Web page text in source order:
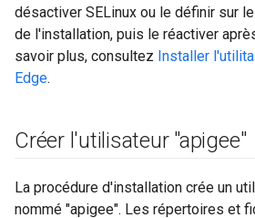
désactiver SELinux ou le définir sur
de l'installation, puis le réactiver
savoir plus, consultez Installer
Edge.
Créer l'utilisateur "apigee"
La procédure d'installation crée un
nommé "apigee". Les répertoires et